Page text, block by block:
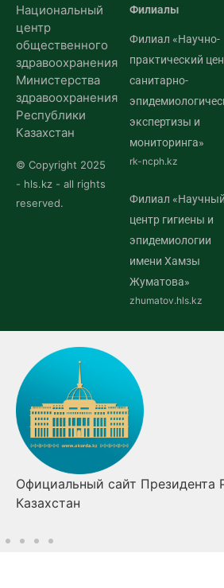
Национальный
центр
общественного
здравоохранения
Министерства
здравоохранения
Республики
Казахстан
© Copyright 2025
- hls.kz - all rights
reserved.
Филиалы
Филиал «Научно-
практический
санитарно-
экспертизы и
мониторинга»
rk-ncph.kz
Филиал «Научный
центр гигиены и
эпидемиологии
имени Хамзы
Жуматова»
zhumatov.hls.kz